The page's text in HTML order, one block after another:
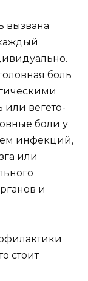
вызвана
боль
вегето-
боли у
инфекций,
или
и
стоит